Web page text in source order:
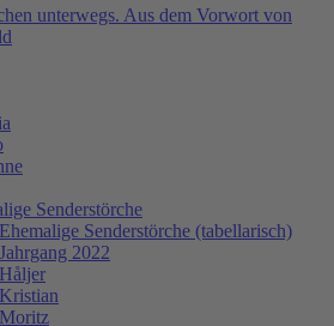
unterwegs. Aus dem Vorwort von
Senderstörche
Ehemalige Senderstörche (tabellarisch)
Jahrgang 2022
Håljer
Kristian
Moritz